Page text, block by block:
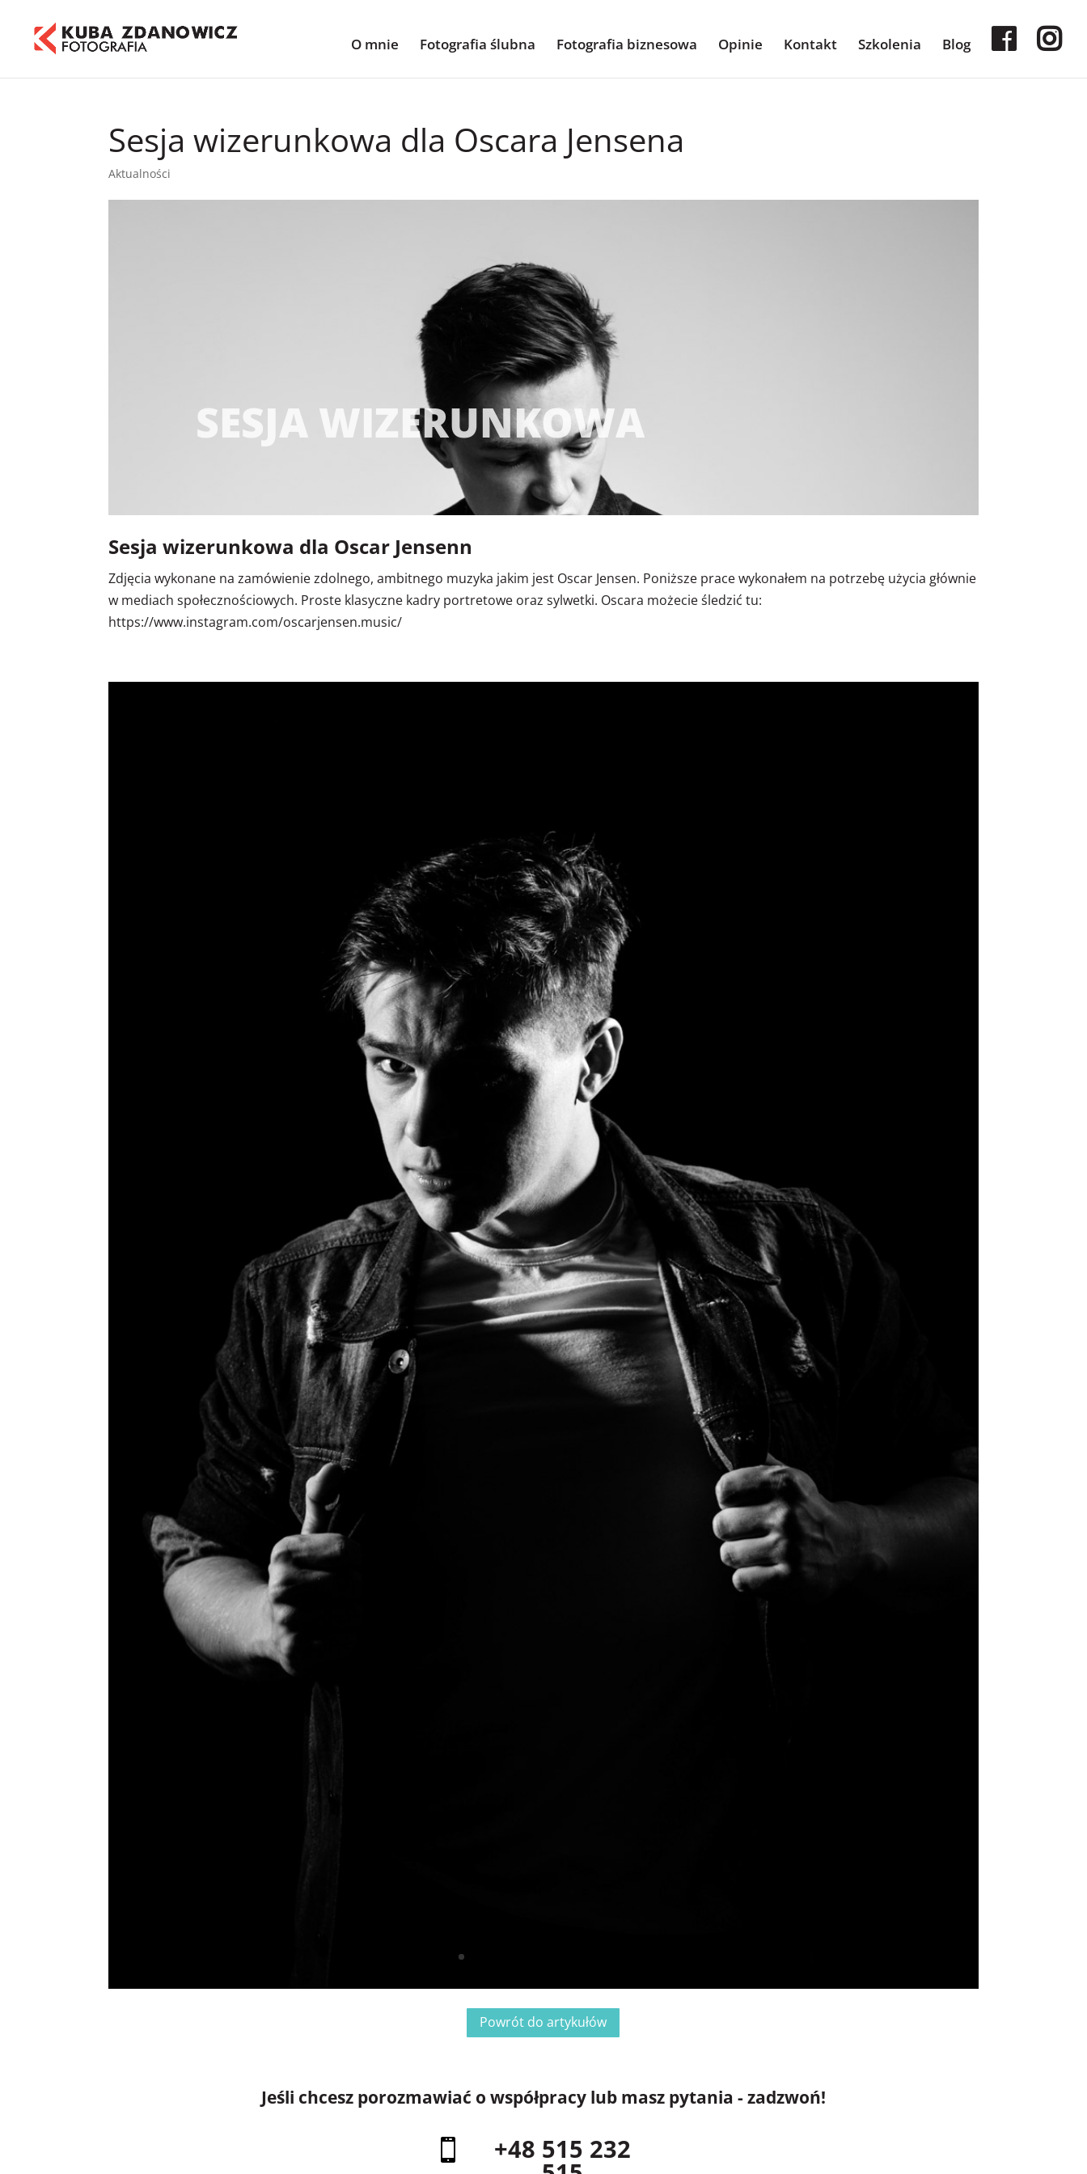
O mnie Fotografia ślubna Fotografia biznesowa Opinie Kontakt Szkolenia Blog
Sesja wizerunkowa dla Oscara Jensena
Aktualności
SESJA WIZERUNKOWA
Sesja wizerunkowa dla Oscar Jensenn
Zdjęcia wykonane na zamówienie zdolnego, ambitnego muzyka jakim jest Oscar Jensen. Poniższe prace wykonałem na potrzebę użycia głównie
w mediach społecznościowych. Proste klasyczne kadry portretowe oraz sylwetki. Oscara możecie śledzić tu:
https://www.instagram.com/oscarjensen.music/
Powrót do artykułów
Jeśli chcesz porozmawiać o współpracy lub masz pytania - zadzwoń!
 +48 515 232